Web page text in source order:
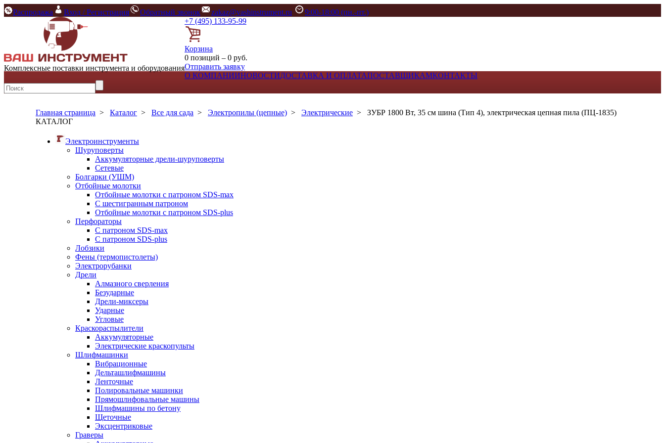
Распродажа Вход / Регистрация Обратный звонок zakaz@vashinstrument.ru 9:00-18:00 (пн.-пт.)
Комплексные поставки инструмента и оборудования
+7 (495) 133-95-99
Корзина
0 позиций – 0 руб.
Отправить заявку
О КОМПАНИИНОВОСТИДОСТАВКА И ОПЛАТАПОСТАВЩИКАМКОНТАКТЫ
Главная страница > Каталог > Все для сада > Электропилы (цепные) > Электрические > ЗУБР 1800 Вт, 35 см шина (Тип 4), электрическая цепная пила (ПЦ-1835)
КАТАЛОГ
Электроинструменты
Шуруповерты
Аккумуляторные дрели-шуруповерты
Сетевые
Болгарки (УШМ)
Отбойные молотки
Отбойные молотки с патроном SDS-max
С шестигранным патроном
Отбойные молотки с патроном SDS-plus
Перфораторы
С патроном SDS-max
С патроном SDS-plus
Лобзики
Фены (термопистолеты)
Электрорубанки
Дрели
Алмазного сверления
Безударные
Дрели-миксеры
Ударные
Угловые
Краскораспылители
Аккумуляторные
Электрические краскопульты
Шлифмашинки
Вибрационные
Дельташлифмашины
Ленточные
Полировальные машинки
Прямошлифовальные машины
Шлифмашины по бетону
Щеточные
Эксцентриковые
Граверы